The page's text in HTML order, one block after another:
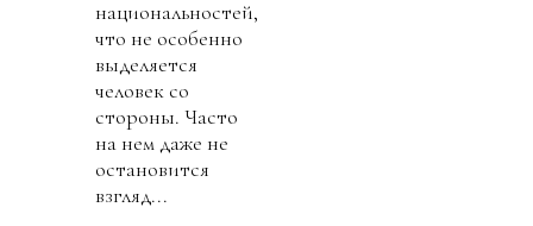
национальностей,
что не особенно
выделяется
человек со
стороны. Часто
на нем даже не
остановится
взгляд...